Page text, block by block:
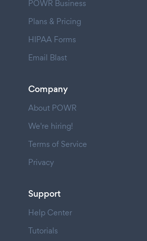
POWR Business
Plans & Pricing
HIPAA Forms
Email Blast
Company
About POWR
We're hiring!
Terms of Service
Privacy
Support
Help Center
Tutorials